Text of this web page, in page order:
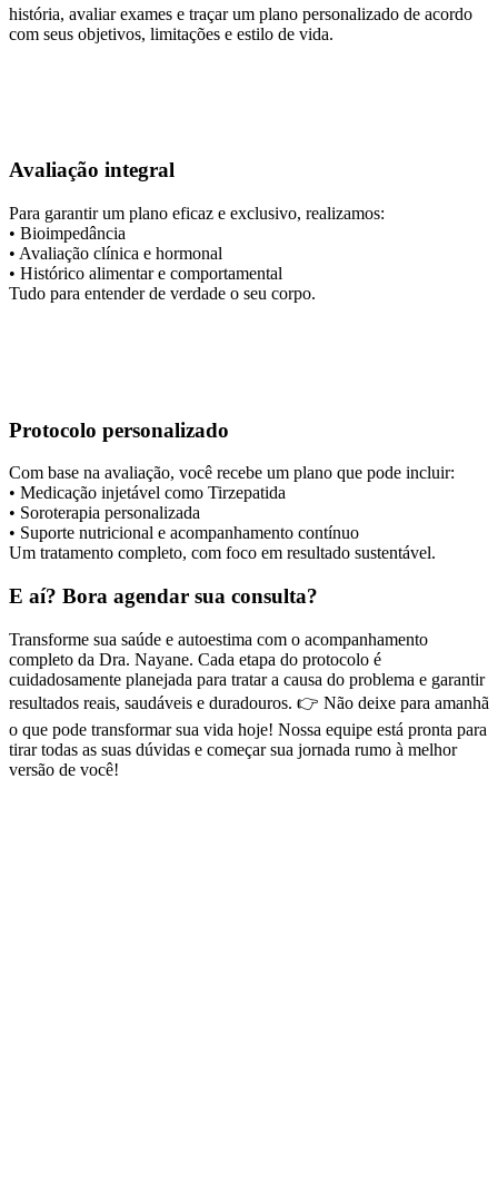
história, avaliar exames e traçar um plano personalizado de acordo
com seus objetivos, limitações e estilo de vida.
Avaliação integral
Para garantir um plano eficaz e exclusivo, realizamos:
• Bioimpedância
• Avaliação clínica e hormonal
• Histórico alimentar e comportamental
Tudo para entender de verdade o seu corpo.
Protocolo personalizado
Com base na avaliação, você recebe um plano que pode incluir:
• Medicação injetável como Tirzepatida
• Soroterapia personalizada
• Suporte nutricional e acompanhamento contínuo
Um tratamento completo, com foco em resultado sustentável.
E aí? Bora agendar sua consulta?
Transforme sua saúde e autoestima com o acompanhamento
completo da Dra. Nayane. Cada etapa do protocolo é
cuidadosamente planejada para tratar a causa do problema e garantir
resultados reais, saudáveis e duradouros. 👉 Não deixe para amanhã
o que pode transformar sua vida hoje! Nossa equipe está pronta para
tirar todas as suas dúvidas e começar sua jornada rumo à melhor
versão de você!